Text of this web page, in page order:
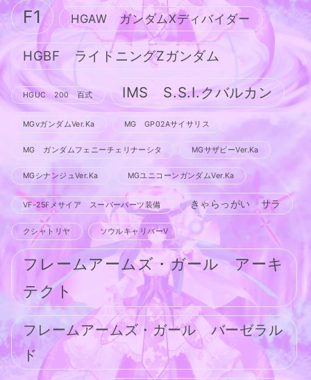
F1 HGAW ガンダムXディバイダー
HGBF ライトニングZガンダム
HGUC 200 百式 IMS S.S.I.クバルカン
MGνガンダムVer.Ka MG GP02Aサイサリス
MG ガンダムフェニーチェリナーシタ MGサザビーVer.Ka
MGシナンジュVer.Ka MGユニコーンガンダムVer.Ka
VF-25Fメサイア スーパーパーツ装備 きゃらっがい サラ
クシャトリヤ ソウルキャリバーV
フレームアームズ・ガール アーキ
テクト
フレームアームズ・ガール バーゼラル
ド